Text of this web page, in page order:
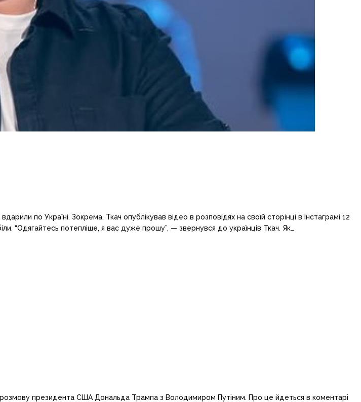
по Україні. Зокрема, Ткач опублікував відео в розповідях на своїй сторінці в Інстаграмі 12
“Одягайтесь потепліше, я вас дуже прошу”, — звернувся до українців Ткач. Як…
президента США Дональда Трампа з Володимиром Путіним. Про це йдеться в коментарі